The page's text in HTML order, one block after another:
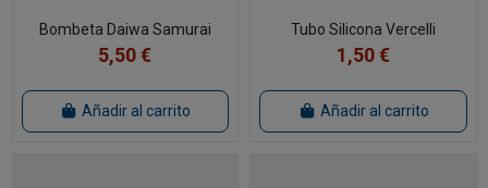
Bombeta Daiwa Samurai
5,50 €
Añadir al carrito
Tubo Silicona Vercelli
1,50 €
Añadir al carrito